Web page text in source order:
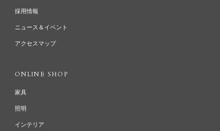
採用情報
ニュース＆イベント
アクセスマップ
ONLINE SHOP
家具
照明
インテリア